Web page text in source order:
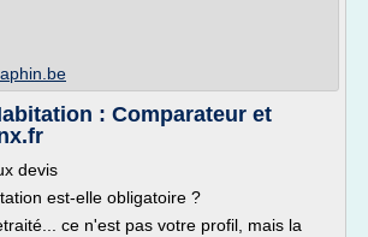
: Comparateur et
devis
est-elle obligatoire ?
ce n'est pas votre profil, mais la